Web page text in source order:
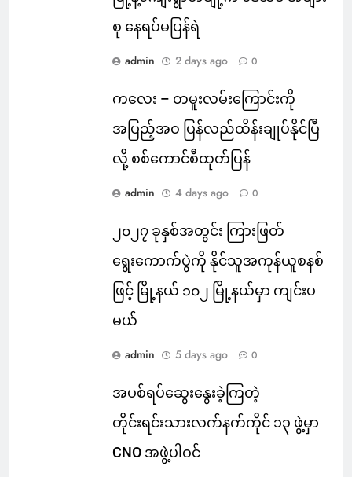
စု နေရပ်မပြန်ရဲ
admin 2 days ago 0
ကလေး – တမူးလမ်းကြောင်းကို
အပြည့်အဝ ပြန်လည်ထိန်းချုပ်နိုင်ပြီ
လို့ စစ်ကောင်စီထုတ်ပြန်
admin 4 days ago 0
၂၀၂၇ ခုနှစ်အတွင်း ကြားဖြတ်
ရွေးကောက်ပွဲကို နိုင်သူအကုန်ယူစနစ်
ဖြင့် မြို့နယ် ၁၀၂ မြို့နယ်မှာ ကျင်းပ
မယ်
admin 5 days ago 0
အပစ်ရပ်ဆွေးနွေးခဲ့ကြတဲ့
တိုင်းရင်းသားလက်နက်ကိုင် ၁၃ ဖွဲ့မှာ
CNO အဖွဲ့ပါဝင်